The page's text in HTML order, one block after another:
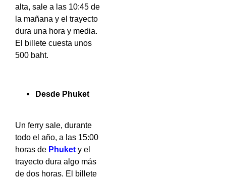
alta, sale a las 10:45 de
la mañana y el trayecto
dura una hora y media.
El billete cuesta unos
500 baht.
Desde Phuket
Un ferry sale, durante
todo el año, a las 15:00
horas de Phuket y el
trayecto dura algo más
de dos horas. El billete